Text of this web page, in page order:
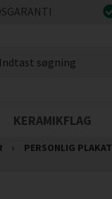
KERAMIKFLAG
› PERSONLIG PLAKAT